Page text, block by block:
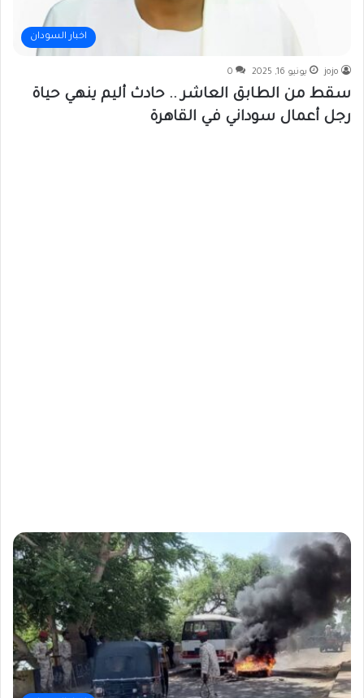
اخبار السودان
jojo يونيو 16, 2025 0
سقط من الطابق العاشر .. حادث أليم ينهي حياة
رجل أعمال سوداني في القاهرة